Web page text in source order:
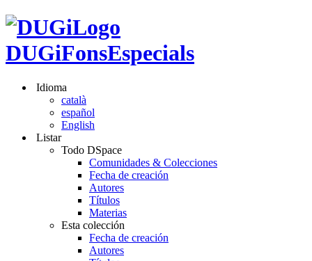
DUGiFonsEspecials
Idioma
català
español
English
Listar
Todo DSpace
Comunidades & Colecciones
Fecha de creación
Autores
Títulos
Materias
Esta colección
Fecha de creación
Autores